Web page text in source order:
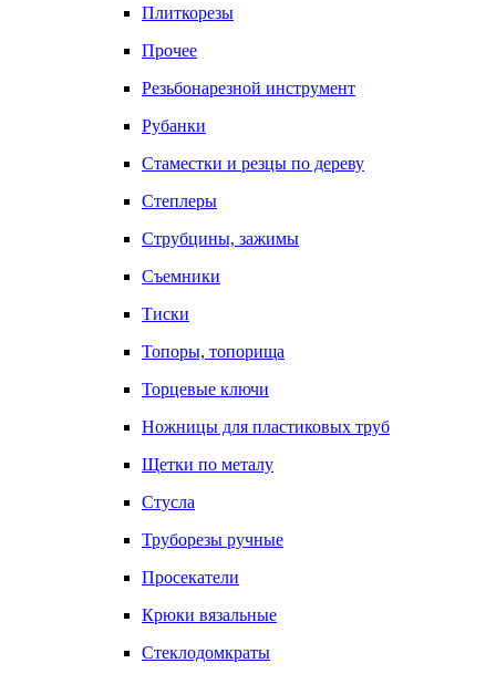
Плиткорезы
Прочее
Резьбонарезной инструмент
Рубанки
Стаместки и резцы по дереву
Степлеры
Струбцины, зажимы
Съемники
Тиски
Топоры, топорища
Торцевые ключи
Ножницы для пластиковых труб
Щетки по металу
Стусла
Труборезы ручные
Просекатели
Крюки вязальные
Стеклодомкраты